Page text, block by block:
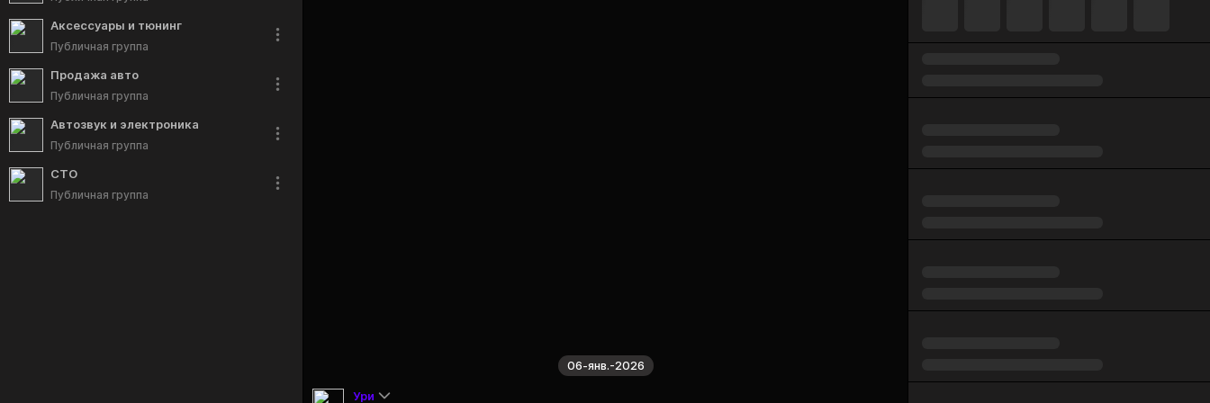
Аксессуары и тюнинг
Публичная группа
Продажа авто
Публичная группа
Автозвук и электроника
Публичная группа
СТО
Публичная группа
06-янв.-2026
Ури